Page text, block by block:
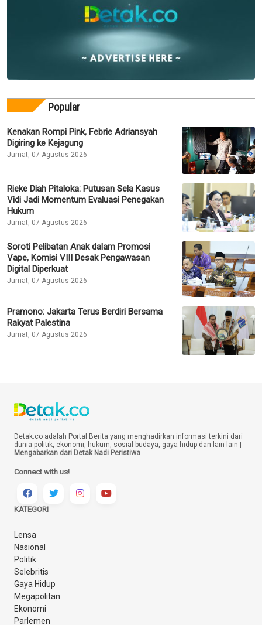
Popular
Kenakan Rompi Pink, Febrie Adriansyah
Digiring ke Kejagung
Jumat, 07 Agustus 2026
Rieke Diah Pitaloka: Putusan Sela Kasus
Vidi Jadi Momentum Evaluasi Penegakan
Hukum
Jumat, 07 Agustus 2026
Soroti Pelibatan Anak dalam Promosi
Vape, Komisi VIII Desak Pengawasan
Digital Diperkuat
Jumat, 07 Agustus 2026
Pramono: Jakarta Terus Berdiri Bersama
Rakyat Palestina
Jumat, 07 Agustus 2026
Detak.co adalah Portal Berita yang menghadirkan informasi terkini dari
dunia politik, ekonomi, hukum, sosial budaya, gaya hidup dan lain-lain |
Mengabarkan dari Detak Nadi Peristiwa
Connect with us!
KATEGORI
Lensa
Nasional
Politik
Selebritis
Gaya Hidup
Megapolitan
Ekonomi
Parlemen